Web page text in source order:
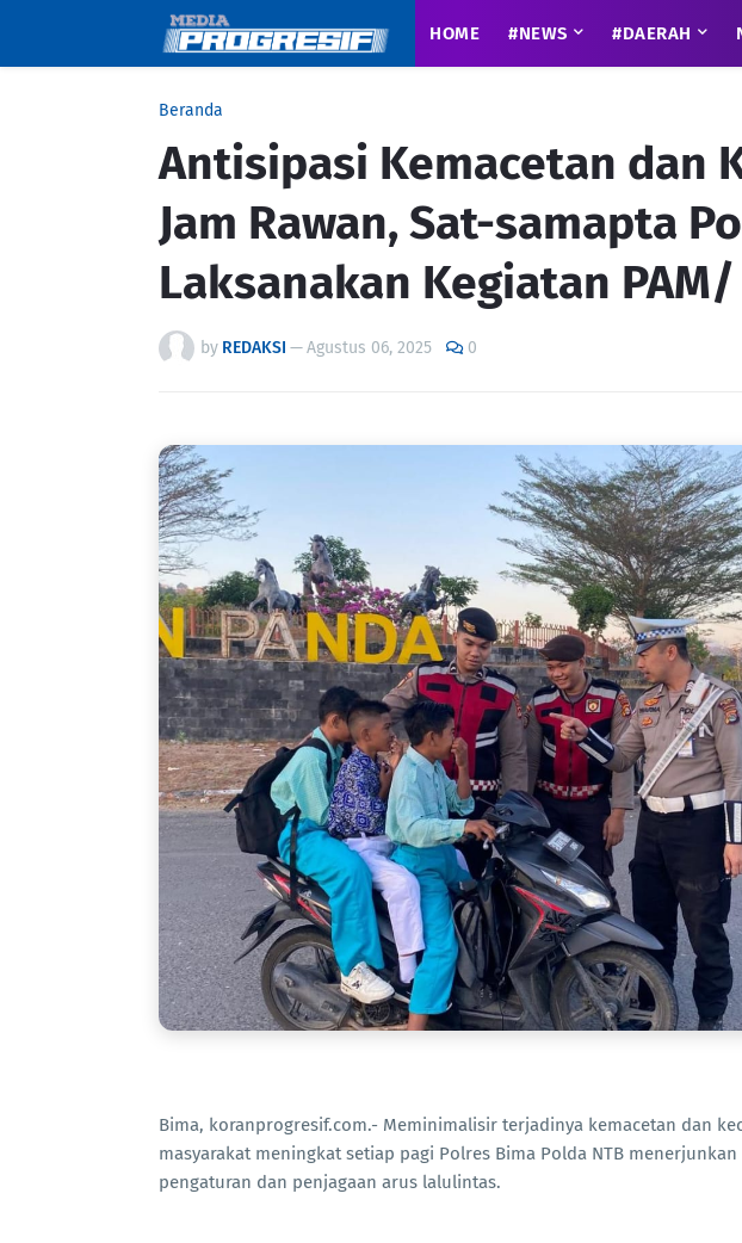
HOME #NEWS #DAERAH
Beranda
Antisipasi Kemacetan dan
Jam Rawan, Sat-samapta
Laksanakan Kegiatan PAM/
by REDAKSI —Agustus 06, 2025 0
Bima, koranprogresif.com.- Meminimalisir terjadinya kemacetan dan
masyarakat meningkat setiap pagi Polres Bima Polda NTB
pengaturan dan penjagaan arus lalulintas.